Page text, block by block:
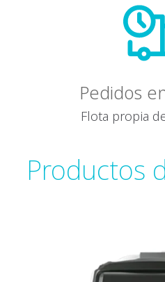
Pedidos
Flota propia
Productos